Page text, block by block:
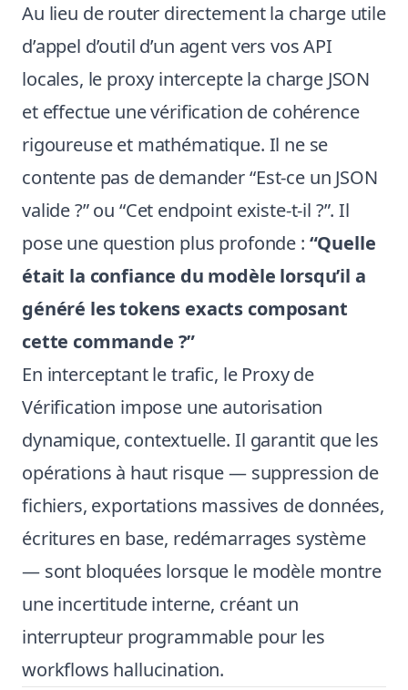
Au lieu de router directement la charge utile
d’appel d’outil d’un agent vers vos API
locales, le proxy intercepte la charge JSON
et effectue une vérification de cohérence
rigoureuse et mathématique. Il ne se
contente pas de demander “Est-ce un JSON
valide ?” ou “Cet endpoint existe-t-il ?”. Il
pose une question plus profonde : “Quelle
était la confiance du modèle lorsqu’il a
généré les tokens exacts composant
cette commande ?”
En interceptant le trafic, le Proxy de
Vérification impose une autorisation
dynamique, contextuelle. Il garantit que les
opérations à haut risque — suppression de
fichiers, exportations massives de données,
écritures en base, redémarrages système
— sont bloquées lorsque le modèle montre
une incertitude interne, créant un
interrupteur programmable pour les
workflows hallucination.